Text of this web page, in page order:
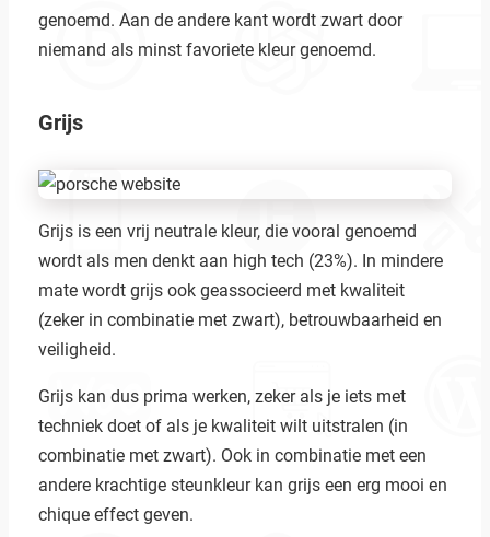
genoemd. Aan de andere kant wordt zwart door
niemand als minst favoriete kleur genoemd.
Grijs
Grijs is een vrij neutrale kleur, die vooral genoemd
wordt als men denkt aan high tech (23%). In mindere
mate wordt grijs ook geassocieerd met kwaliteit
(zeker in combinatie met zwart), betrouwbaarheid en
veiligheid.
Grijs kan dus prima werken, zeker als je iets met
techniek doet of als je kwaliteit wilt uitstralen (in
combinatie met zwart). Ook in combinatie met een
andere krachtige steunkleur kan grijs een erg mooi en
chique effect geven.